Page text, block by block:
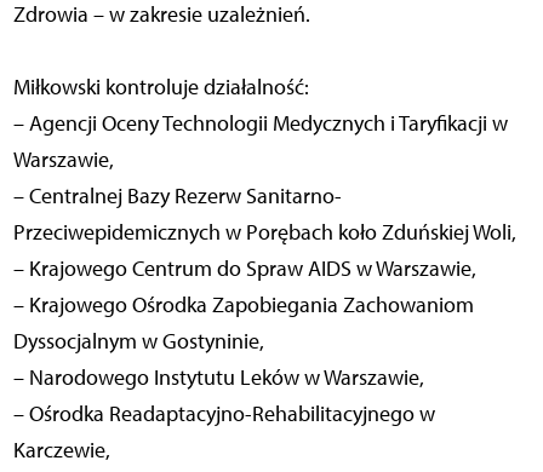
Zdrowia – w zakresie uzależnień.
Miłkowski kontroluje działalność:
– Agencji Oceny Technologii Medycznych i Taryfikacji w
Warszawie,
– Centralnej Bazy Rezerw Sanitarno-
Przeciwepidemicznych w Porębach koło Zduńskiej Woli,
– Krajowego Centrum do Spraw AIDS w Warszawie,
– Krajowego Ośrodka Zapobiegania Zachowaniom
Dyssocjalnym w Gostyninie,
– Narodowego Instytutu Leków w Warszawie,
– Ośrodka Readaptacyjno-Rehabilitacyjnego w
Karczewie,